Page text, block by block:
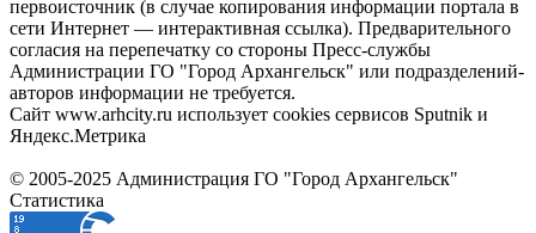
первоисточник (в случае копирования информации портала в
сети Интернет — интерактивная ссылка). Предварительного
согласия на перепечатку со стороны Пресс-службы
Администрации ГО "Город Архангельск" или подразделений-
авторов информации не требуется.
Сайт www.arhcity.ru использует cookies сервисов Sputnik и
Яндекс.Метрика
© 2005-2025 Администрация ГО "Город Архангельск"
Статистика